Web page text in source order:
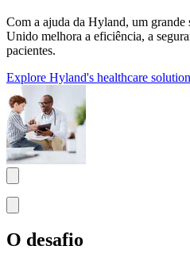
Com a ajuda da Hyland, um grande
Unido melhora a eficiência, a
pacientes.
Explore Hyland's healthcare
O desafio